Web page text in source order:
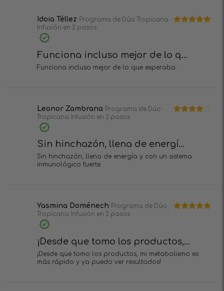
Idoia Téllez Programa de Dúo Tropicana
Infusión en 2 pasos
Funciona incluso mejor de lo q...
Funciona incluso mejor de lo que esperaba.
Leonor Zambrana Programa de Dúo
Tropicana Infusión en 2 pasos
Sin hinchazón, llena de energí...
Sin hinchazón, llena de energía y con un sistema
inmunológico fuerte.
Yasmina Doménech Programa de Dúo
Tropicana Infusión en 2 pasos
¡Desde que tomo los productos,...
¡Desde que tomo los productos, mi metabolismo es
más rápido y ya puedo ver resultados!